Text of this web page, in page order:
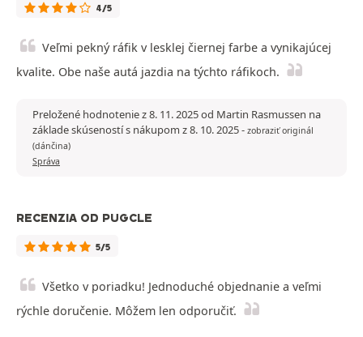
4/5
Veľmi pekný ráfik v lesklej čiernej farbe a vynikajúcej
kvalite. Obe naše autá jazdia na týchto ráfikoch.
Preložené hodnotenie z 8. 11. 2025 od Martin Rasmussen na
základe skúseností s nákupom z 8. 10. 2025- zobraziť originál
(dánčina)
Správa
RECENZIA OD PUGCLE
5/5
Všetko v poriadku! Jednoduché objednanie a veľmi
rýchle doručenie. Môžem len odporučiť.